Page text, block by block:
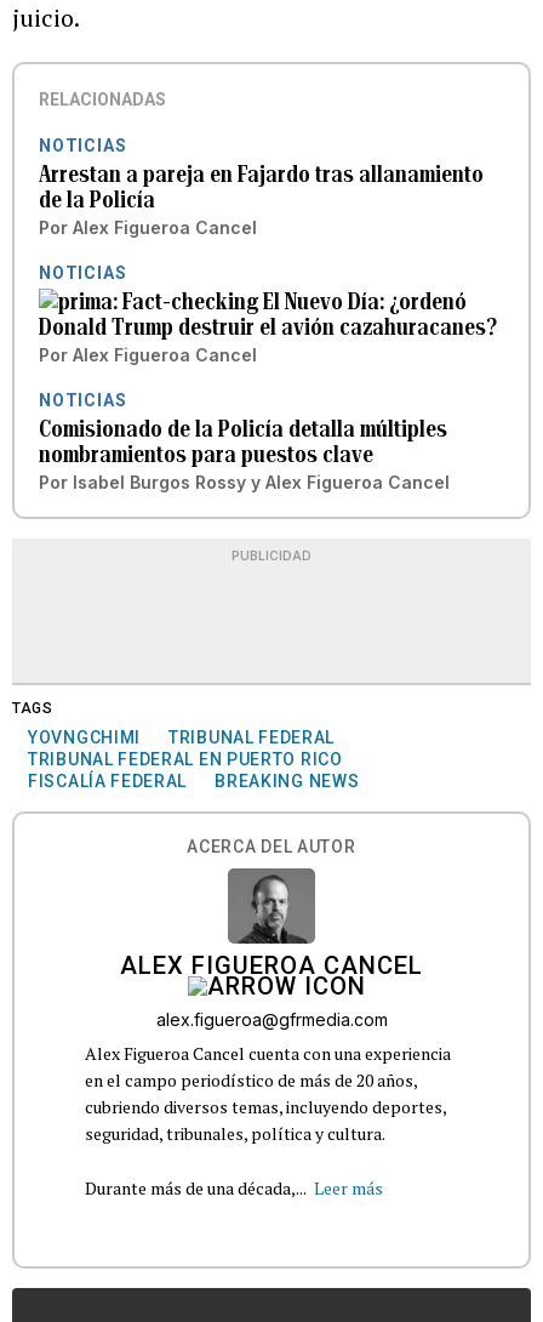
juicio.
RELACIONADAS
NOTICIAS
Arrestan a pareja en Fajardo tras allanamiento
de la Policía
Por Alex Figueroa Cancel
NOTICIAS
Fact-checking El Nuevo Día: ¿ordenó
Donald Trump destruir el avión cazahuracanes?
Por Alex Figueroa Cancel
NOTICIAS
Comisionado de la Policía detalla múltiples
nombramientos para puestos clave
Por Isabel Burgos Rossy y Alex Figueroa Cancel
PUBLICIDAD
TAGS
YOVNGCHIMI
TRIBUNAL FEDERAL
TRIBUNAL FEDERAL EN PUERTO RICO
FISCALÍA FEDERAL
BREAKING NEWS
ACERCA DEL AUTOR
ALEX FIGUEROA CANCEL
alex.figueroa@gfrmedia.com
Alex Figueroa Cancel cuenta con una experiencia
en el campo periodístico de más de 20 años,
cubriendo diversos temas, incluyendo deportes,
seguridad, tribunales, política y cultura.
Durante más de una década,... Leer más